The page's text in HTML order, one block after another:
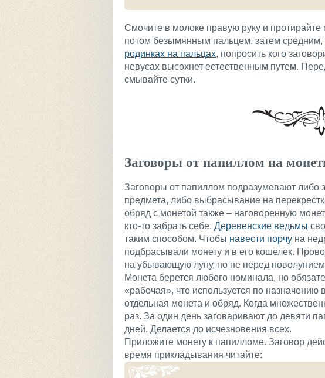
Смочите в молоке правую руку и
потом безымянным пальцем, затем средним,
родинках на пальцах, попросить кого
невусах высохнет естественным путем.
смывайте сутки.
Заговоры от папиллом на
Заговоры от папиллом подразумевают либо
предмета, либо выбрасывание на
обряд с монетой также – наговоренную
кто-то забрать себе. Деревенские ведьмы
таким способом. Чтобы навести порчу на
подбрасывали монету и в его кошелек.
на убывающую луну, но не перед
Монета берется любого номинала, но
«рабочая», что используется по
отдельная монета и обряд. Когда
раз. За один день заговаривают до девяти
дней. Делается до исчезновения всех.
Приложите монету к папилломе. Заговор
время прикладывания читайте: